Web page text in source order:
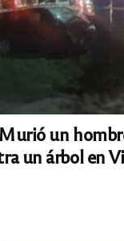
un
un árbol en